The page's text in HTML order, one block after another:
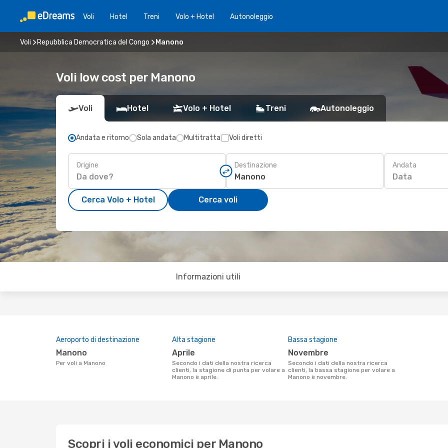
Voli Hotel Treni Volo + Hotel Autonoleggio
Voli Repubblica Democratica del Congo Manono
Voli low cost per Manono
Voli Hotel Volo + Hotel Treni Autonoleggio
Andata e ritorno Sola andata Multitratta Voli diretti
Origine Destinazione Andata
Data
Cerca Volo + Hotel Cerca voli
Informazioni utili
Aeroporto di destinazione
Manono
Per voli a Manono
Alta stagione
aprile
Secondo i dati della nostra ricerca
clienti, la stagione di punta per volare a
Manono è aprile.
Bassa stagione
novembre
Secondo i dati della nostra ricerca
clienti, la bassa stagione per volare a
Manono è novembre.
Scopri i voli economici per Manono